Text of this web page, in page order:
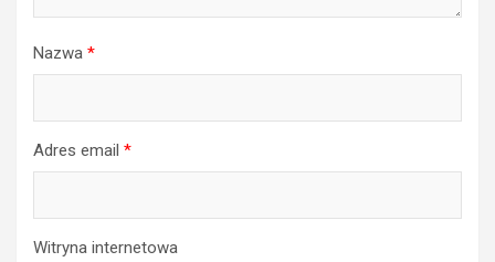
Nazwa *
Adres email *
Witryna internetowa